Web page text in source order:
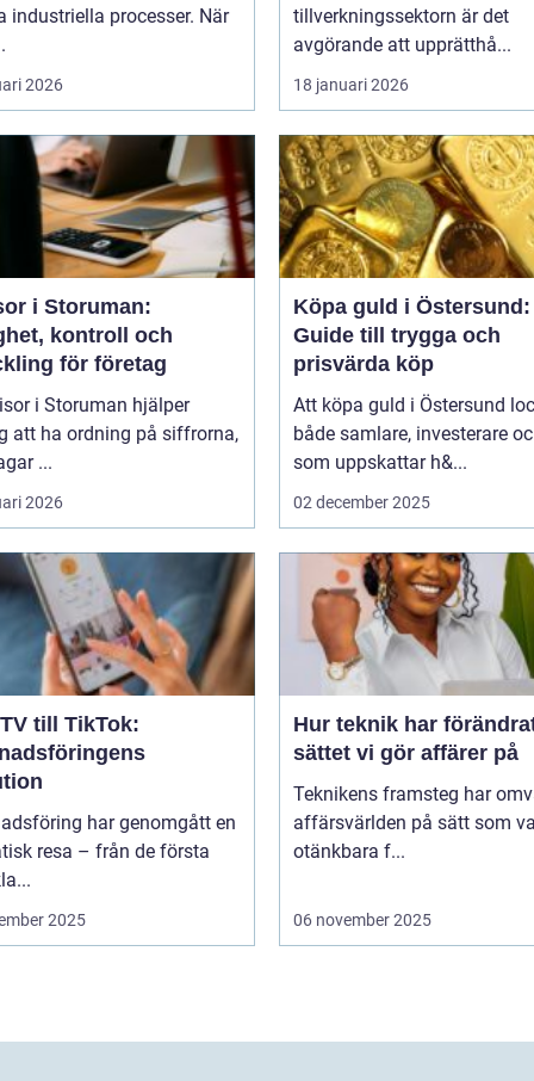
industriella processer. När
2026
tillverkningssektorn är det
avgörande att upprätthå...
18 januari 2026
i Storuman:
kontroll och
för företag
i Storuman hjälper
att ha ordning på siffrorna,
...
2026
Köpa guld i Östersund:
Guide till trygga och
prisvärda köp
Att köpa guld i Östersund
både samlare, investerare
som uppskattar h&...
02 december 2025
till TikTok:
har genomgått en
resa – från de första
2025
Hur teknik har
sättet vi gör affärer på
Teknikens framsteg har
affärsvärlden på sätt som
otänkbara f...
06 november 2025